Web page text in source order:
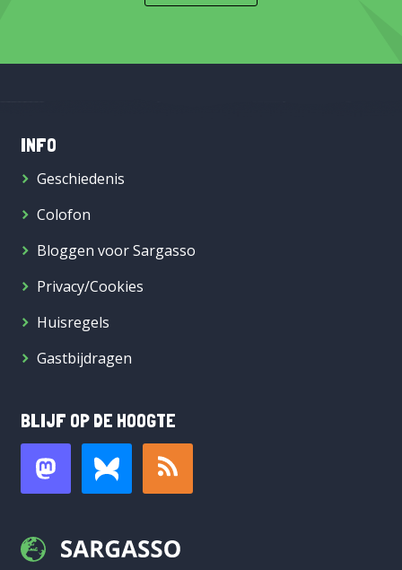
INFO
Geschiedenis
Colofon
Bloggen voor Sargasso
Privacy/Cookies
Huisregels
Gastbijdragen
BLIJF OP DE HOOGTE